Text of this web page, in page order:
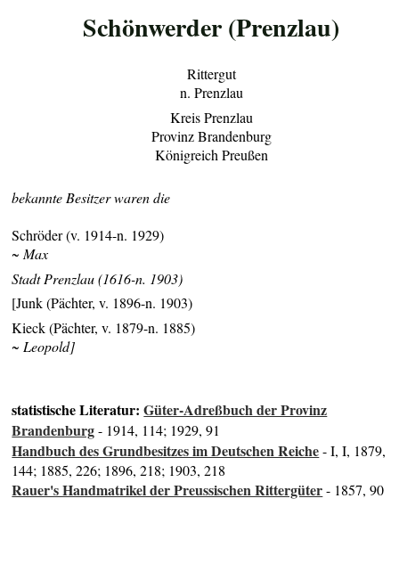
Schönwerder (Prenzlau)
Rittergut
n. Prenzlau
Kreis Prenzlau
Provinz Brandenburg
Königreich Preußen
bekannte Besitzer waren die
Schröder (v. 1914-n. 1929)
~ Max
Stadt Prenzlau (1616-n. 1903)
[Junk (Pächter, v. 1896-n. 1903)
Kieck (Pächter, v. 1879-n. 1885)
~ Leopold]
statistische Literatur:Güter-Adreßbuch der Provinz
Brandenburg- 1914, 114; 1929, 91
Handbuch des Grundbesitzes im Deutschen Reiche- I, I, 1879,
144; 1885, 226; 1896, 218; 1903, 218
Rauer's Handmatrikel der Preussischen Rittergüter- 1857, 90